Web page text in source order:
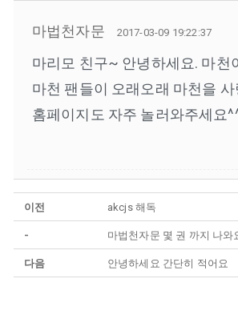
마법천자문 2017-03-09 19:22:37
마리모 친구~ 안녕하세요. 마천
마천 팬들이 오래오래 마천을
홈페이지도 자주 놀러와주세요
이전 akcjs 해독
- 마법천자문 몇 권 까지 나와
다음 안녕하세요 간단히 적어요